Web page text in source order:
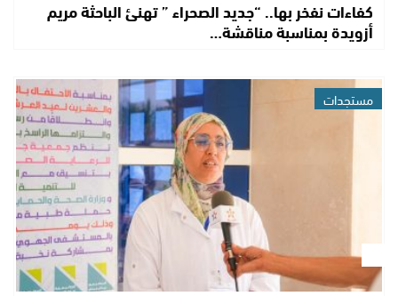
كفاءات نفخر بها.. “جديد الصحراء ” تهنئ الباحثة مريم
أزويدة بمناسبة مناقشة…
مستجدات